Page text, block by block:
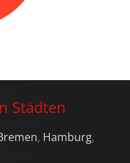
Städten
, Hamburg,